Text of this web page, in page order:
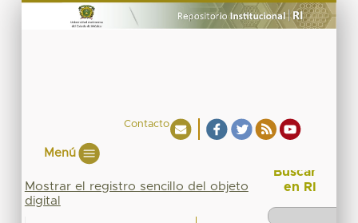
Contacto
Menú
Mostrar el registro sencillo del objeto
digital
Buscar
en RI